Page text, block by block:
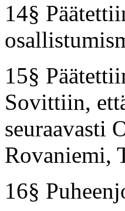
14§
15§
Sovittiin,
seuraavasti
Rovaniemi,
16§